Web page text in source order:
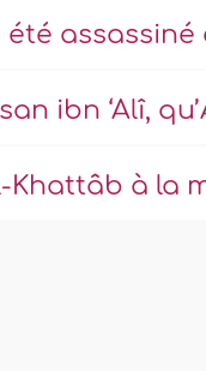
ibn ‘Alî,
Khattâb à la